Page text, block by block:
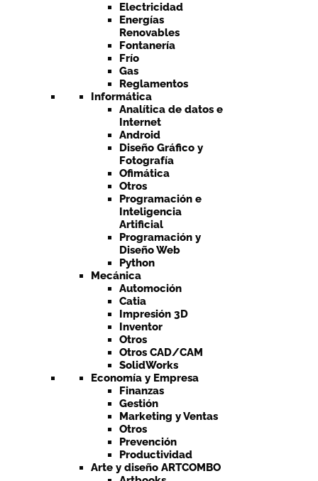
Electricidad
Energías
Renovables
Fontanería
Frío
Gas
Reglamentos
Informática
Analítica de datos e
Internet
Android
Diseño Gráfico y
Fotografía
Ofimática
Otros
Programación e
Inteligencia
Artificial
Programación y
Diseño Web
Python
Mecánica
Automoción
Catia
Impresión 3D
Inventor
Otros
Otros CAD/CAM
SolidWorks
Economía y Empresa
Finanzas
Gestión
Marketing y Ventas
Otros
Prevención
Productividad
Arte y diseño ARTCOMBO